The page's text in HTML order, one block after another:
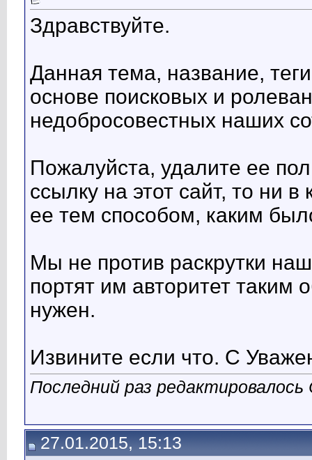
Здравствуйте.
Данная тема, название,
основе поисковых и
недобросовестных наших
Пожалуйста, удалите ее
ссылку на этот сайт, то ни
ее тем способом, каким
Мы не против раскрутки
портят им авторитет
нужен.
Извините если что. С
Последний раз
27.01.2015, 15:13